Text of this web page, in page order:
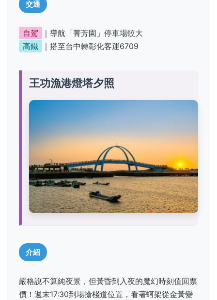
交通
自駕
｜導航「菁芳園」停車場較大
高鐵
｜搭至台中轉彰化客運6709
王功漁港燈塔夕照
介紹
嚴格說不算純夜景，但黃昏到入夜的魔幻時刻值回票
價！週末17:30到場搶棧道位置，看著蚵架從金黃變